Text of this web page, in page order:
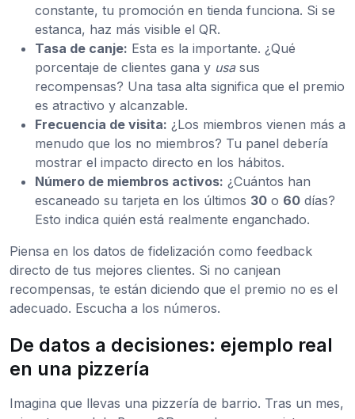
constante, tu promoción en tienda funciona. Si se
estanca, haz más visible el QR.
Tasa de canje: Esta es la importante. ¿Qué
porcentaje de clientes gana y usasus
recompensas? Una tasa alta significa que el premio
es atractivo y alcanzable.
Frecuencia de visita: ¿Los miembros vienen más a
menudo que los no miembros? Tu panel debería
mostrar el impacto directo en los hábitos.
Número de miembros activos: ¿Cuántos han
escaneado su tarjeta en los últimos 30 o 60 días?
Esto indica quién está realmente enganchado.
Piensa en los datos de fidelización como feedback
directo de tus mejores clientes. Si no canjean
recompensas, te están diciendo que el premio no es el
adecuado. Escucha a los números.
De datos a decisiones: ejemplo real
en una pizzería
Imagina que llevas una pizzería de barrio. Tras un mes,